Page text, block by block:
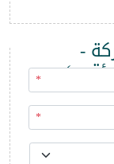
-
...)
*
*